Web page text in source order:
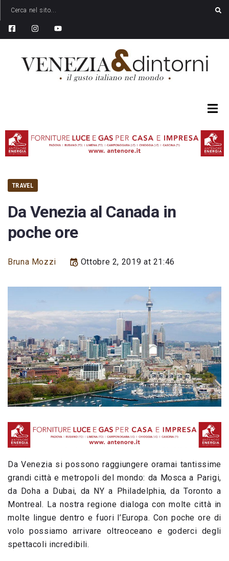
TRAVEL
Da Venezia al Canada in
poche ore
Bruna Mozzi Ottobre 2, 2019 at 21:46
Da Venezia si possono raggiungere oramai tantissime
grandi città e metropoli del mondo: da Mosca a Parigi,
da Doha a Dubai, da NY a Philadelphia, da Toronto a
Montreal. La nostra regione dialoga con molte città in
molte lingue dentro e fuori l’Europa. Con poche ore di
volo possiamo arrivare oltreoceano e goderci degli
spettacoli incredibili.